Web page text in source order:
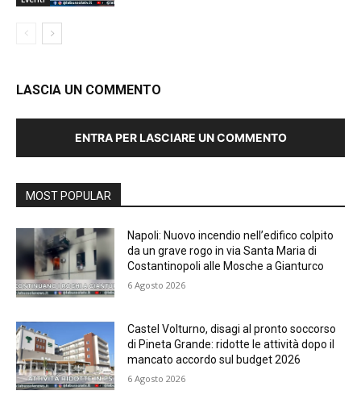
LASCIA UN COMMENTO
ENTRA PER LASCIARE UN COMMENTO
MOST POPULAR
Napoli: Nuovo incendio nell’edifico colpito
da un grave rogo in via Santa Maria di
Costantinopoli alle Mosche a Gianturco
6 Agosto 2026
Castel Volturno, disagi al pronto soccorso
di Pineta Grande: ridotte le attività dopo il
mancato accordo sul budget 2026
6 Agosto 2026